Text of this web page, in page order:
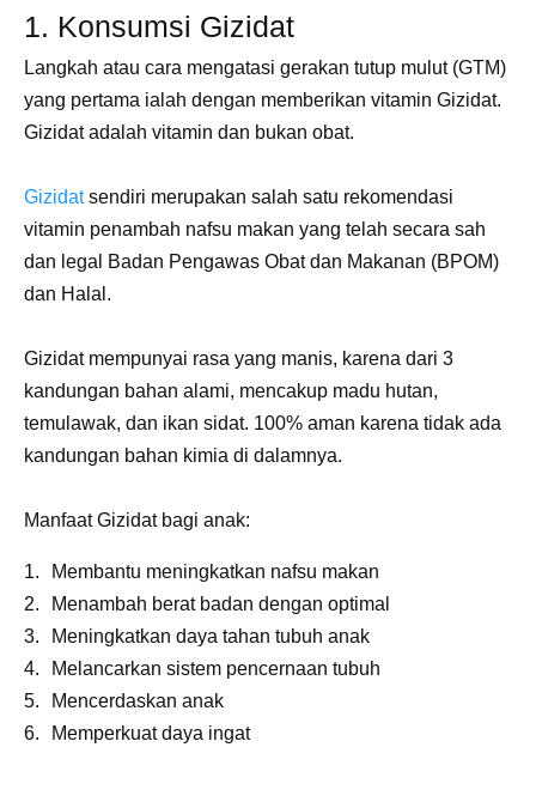
1. Konsumsi Gizidat
Langkah atau cara mengatasi gerakan tutup mulut (GTM)
yang pertama ialah dengan memberikan vitamin Gizidat.
Gizidat adalah vitamin dan bukan obat.
Gizidatsendiri merupakan salah satu rekomendasi
vitamin penambah nafsu makan yang telah secara sah
dan legal Badan Pengawas Obat dan Makanan (BPOM)
dan Halal.
Gizidat mempunyai rasa yang manis, karena dari 3
kandungan bahan alami, mencakup madu hutan,
temulawak, dan ikan sidat. 100% aman karena tidak ada
kandungan bahan kimia di dalamnya.
Manfaat Gizidat bagi anak:
Membantu meningkatkan nafsu makan
Menambah berat badan dengan optimal
Meningkatkan daya tahan tubuh anak
Melancarkan sistem pencernaan tubuh
Mencerdaskan anak
Memperkuat daya ingat